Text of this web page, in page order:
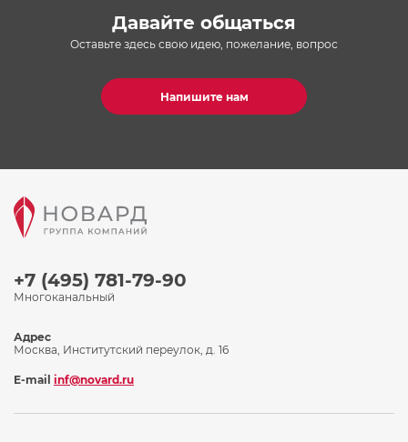
Давайте общаться
Оставьте здесь свою идею, пожелание, вопрос
Напишите нам
+7 (495) 781-79-90
Многоканальный
Адрес
Москва, Институтский переулок, д. 16
E-mail inf@novard.ru